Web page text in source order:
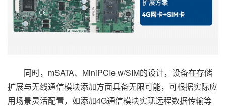
同时，mSATA、MiniPCIe w/SIM的设计，设备在存储
扩展与无线通信模块添加方面具备无限可能，可根据实际应
用场景灵活配置，如添加4G通信模块实现远程数据传输等